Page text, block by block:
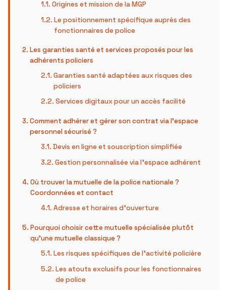
Origines et mission de la MGP
Le positionnement spécifique auprès des
fonctionnaires de police
Les garanties santé et services proposés pour les
adhérents policiers
Garanties santé adaptées aux risques des
policiers
Services digitaux pour un accès facilité
Comment adhérer et gérer son contrat via l’espace
personnel sécurisé ?
Devis en ligne et souscription simplifiée
Gestion personnalisée via l’espace adhérent
Où trouver la mutuelle de la police nationale ?
Coordonnées et contact
Adresse et horaires d’ouverture
Pourquoi choisir cette mutuelle spécialisée plutôt
qu’une mutuelle classique ?
Les risques spécifiques de l’activité policière
Les atouts exclusifs pour les fonctionnaires
de police